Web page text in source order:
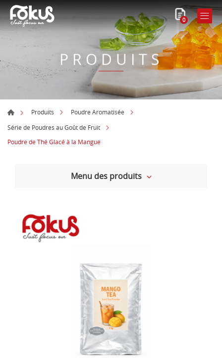
0
PRODUITS
Produits
Poudre Aromatisée
Série de Poudres au Goût de Fruit
Poudre de Thé Glacé à la Mangue
Menu des produits